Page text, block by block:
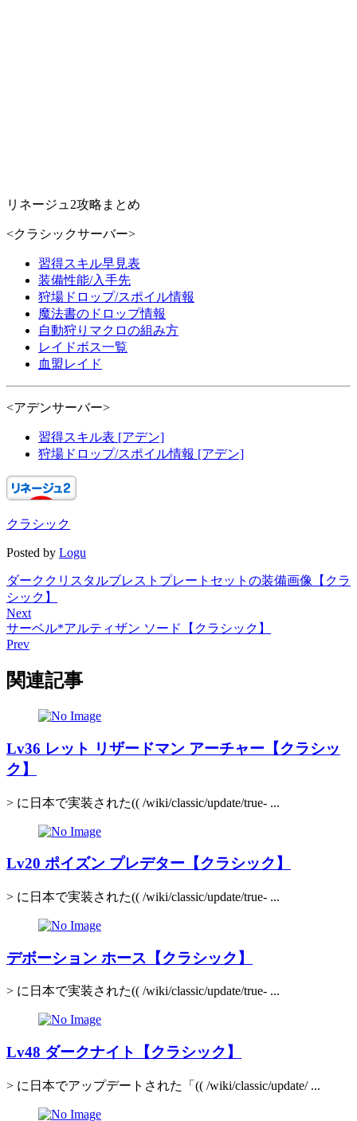
リネージュ2攻略まとめ
<クラシックサーバー>
習得スキル早見表
装備性能/入手先
狩場ドロップ/スポイル情報
魔法書のドロップ情報
自動狩りマクロの組み方
レイドボス一覧
血盟レイド
<アデンサーバー>
習得スキル表 [アデン]
狩場ドロップ/スポイル情報 [アデン]
クラシック
Posted by Logu
ダーククリスタルブレストプレートセットの装備画像【クラ
シック】
Next
サーベル*アルティザン ソード【クラシック】
Prev
関連記事
Lv36 レット リザードマン アーチャー【クラシッ
ク】
> に日本で実装された(( /wiki/classic/update/true- ...
Lv20 ポイズン プレデター【クラシック】
> に日本で実装された(( /wiki/classic/update/true- ...
デボーション ホース【クラシック】
> に日本で実装された(( /wiki/classic/update/true- ...
Lv48 ダークナイト【クラシック】
> に日本でアップデートされた「(( /wiki/classic/update/ ...